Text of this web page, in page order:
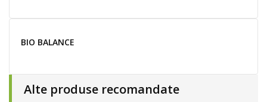
BIO BALANCE
Alte produse recomandate